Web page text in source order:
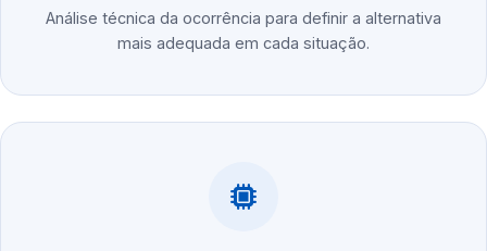
Análise técnica da ocorrência para definir a alternativa
mais adequada em cada situação.